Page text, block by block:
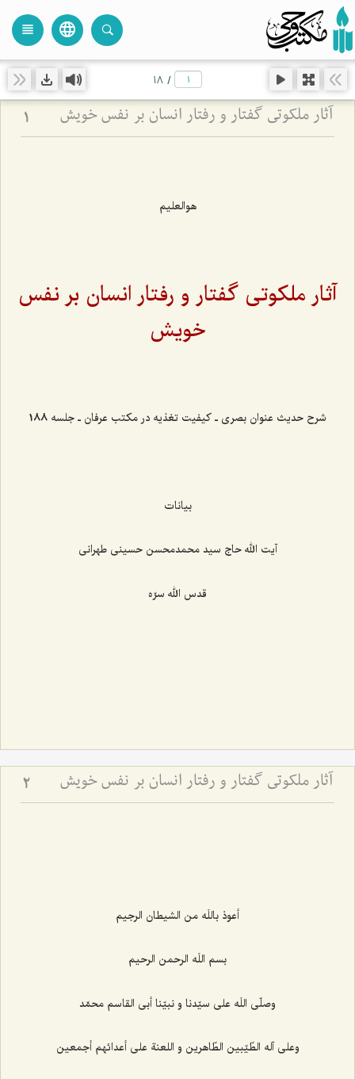
language
view_headline
/
18
آثار ملکوتی گفتار و رفتار انسان بر نفس خویش 1
هوالعلیم
آثار ملکوتی گفتار و رفتار انسان بر نفس
خویش
شرح حدیث عنوان بصری ـ کیفیت تغذیه در مکتب عرفان ـ جلسه 188
بیانات
آیت الله حاج سید محمدمحسن حسینی طهرانی
قدس الله سرّه
آثار ملکوتی گفتار و رفتار انسان بر نفس خویش 2
أعوذ باللَه من الشيطان الرجيم‌
بسم اللَه الرحمن الرحيم‌
وصلّى اللَه على سيّدنا و نبيّنا أبى القاسم محمّد
وعلى آله الطّيّبين الطّاهرين و اللعنة على أعدائهم أجمعين‌